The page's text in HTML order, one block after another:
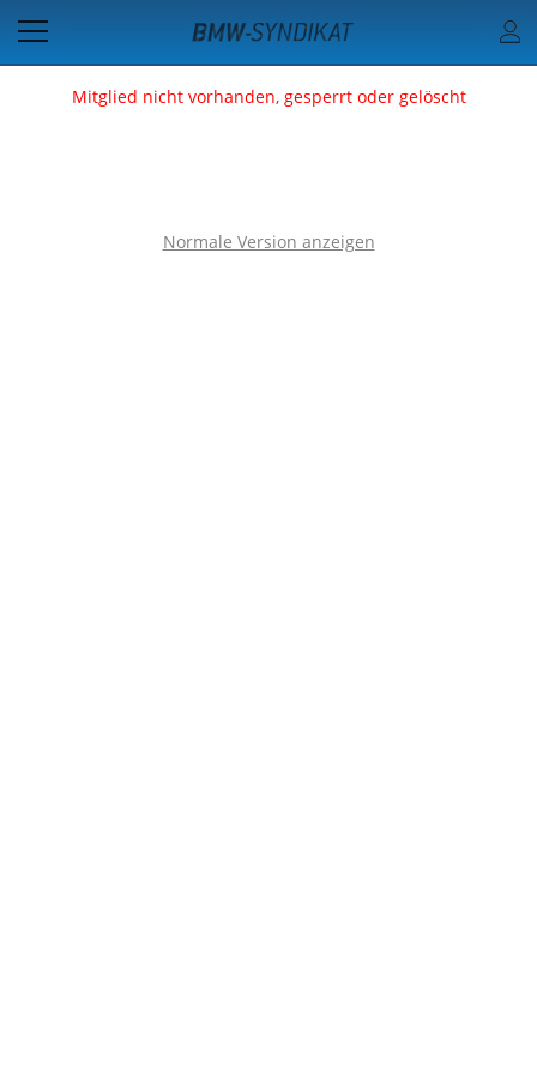
Mitglied nicht vorhanden, gesperrt oder gelöscht
Normale Version anzeigen